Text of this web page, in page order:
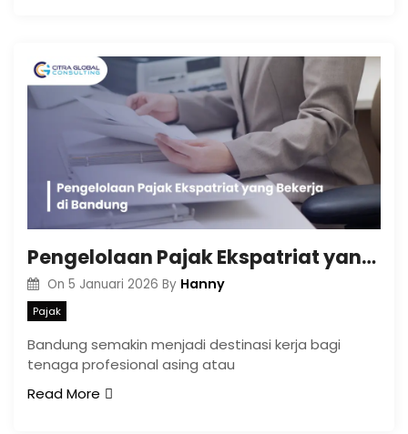
Pengelolaan Pajak Ekspatriat yang Bekerja di Bandung
On 5 Januari 2026 By Hanny
Pajak
Bandung semakin menjadi destinasi kerja bagi
tenaga profesional asing atau
Read More